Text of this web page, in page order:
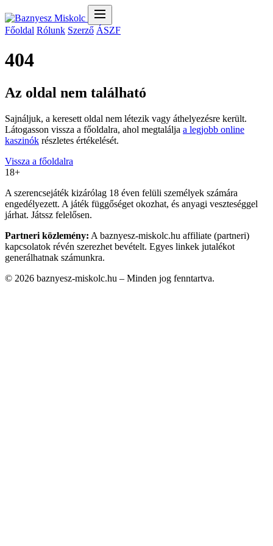
Főoldal Rólunk Szerző ÁSZF
404
Az oldal nem található
Sajnáljuk, a keresett oldal nem létezik vagy áthelyezésre került.
Látogasson vissza a főoldalra, ahol megtalálja a legjobb online
kaszinók részletes értékelését.
Vissza a főoldalra
18+
A szerencsejáték kizárólag 18 éven felüli személyek számára
engedélyezett. A játék függőséget okozhat, és anyagi veszteséggel
járhat. Játssz felelősen.
Partneri közlemény: A baznyesz-miskolc.hu affiliate (partneri)
kapcsolatok révén szerezhet bevételt. Egyes linkek jutalékot
generálhatnak számunkra.
© 2026 baznyesz-miskolc.hu – Minden jog fenntartva.